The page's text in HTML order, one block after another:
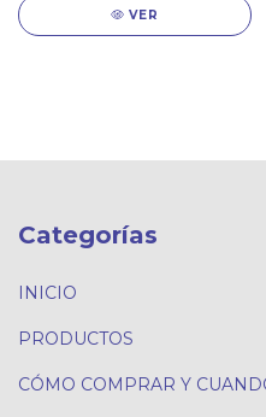
VER
Categorías
INICIO
PRODUCTOS
CÓMO COMPRAR Y